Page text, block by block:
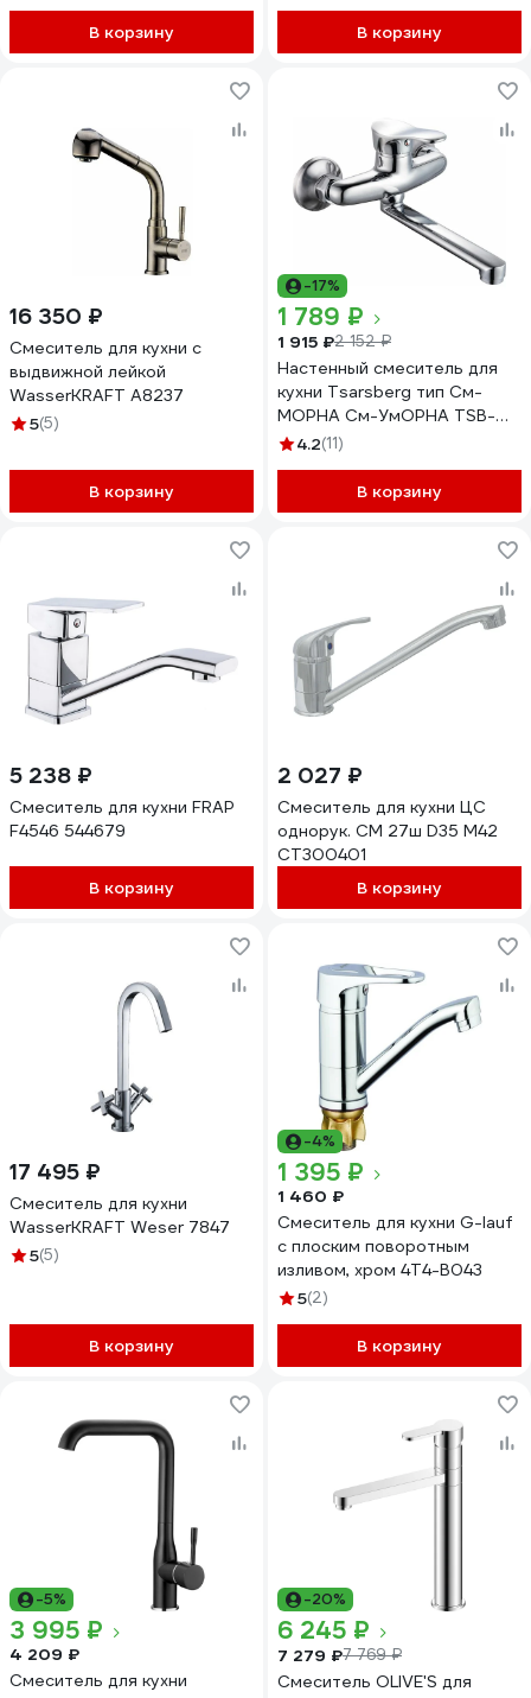
В корзину В корзину
16 350 ₽
Смеситель для кухни с
выдвижной лейкой
WasserKRAFT A8237
5(5)
В корзину
-17%
1 789 ₽
1 915 ₽2 152 ₽
Настенный смеситель для
кухни Tsarsberg тип См-
МОРНА См-УмОРНА TSB-
920-3505
4.2(11)
В корзину
5 238 ₽
Смеситель для кухни FRAP
F4546 544679
В корзину
2 027 ₽
Смеситель для кухни ЦС
однорук. СМ 27ш D35 М42
СТ300401
В корзину
17 495 ₽
Смеситель для кухни
WasserKRAFT Weser 7847
5(5)
В корзину
-4%
1 395 ₽
1 460 ₽
Смеситель для кухни G-lauf
с плоским поворотным
изливом, хром 4T4-B043
5(2)
В корзину
-5%
3 995 ₽
4 209 ₽
Смеситель для кухни
-20%
6 245 ₽
7 279 ₽7 769 ₽
Смеситель OLIVE'S для